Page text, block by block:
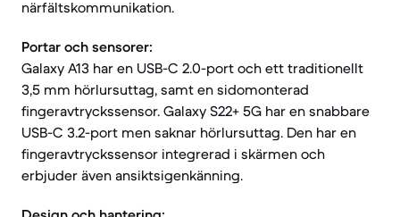
närfältskommunikation.
Portar och sensorer:
Galaxy A13 har en USB-C 2.0-port och ett traditionellt
3,5 mm hörlursuttag, samt en sidomonterad
fingeravtryckssensor. Galaxy S22+ 5G har en snabbare
USB-C 3.2-port men saknar hörlursuttag. Den har en
fingeravtryckssensor integrerad i skärmen och
erbjuder även ansiktsigenkänning.